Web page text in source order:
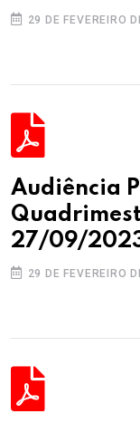
29 DE FEVEREIRO
Audiência
27/09/
29 DE FEVEREIRO